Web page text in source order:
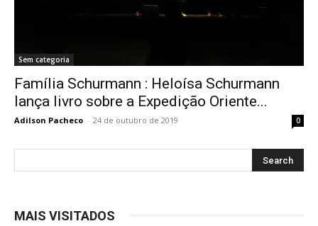
Sem categoria
Família Schurmann : Heloísa Schurmann
lança livro sobre a Expedição Oriente...
Adilson Pacheco - 24 de outubro de 2019 0
MAIS VISITADOS